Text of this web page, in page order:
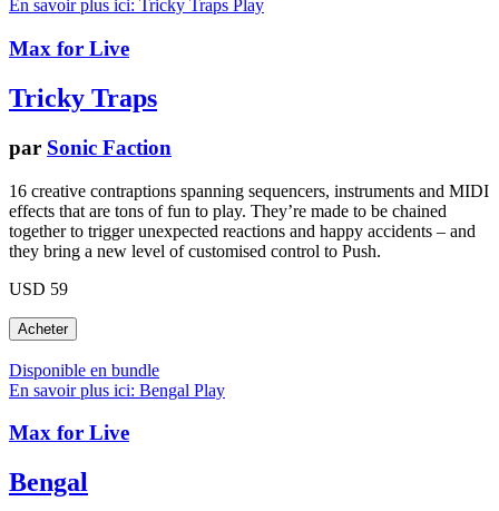
En savoir plus ici: Tricky Traps Play
Max for Live
Tricky Traps
par Sonic Faction
16 creative contraptions spanning sequencers, instruments and MIDI
effects that are tons of fun to play. They’re made to be chained
together to trigger unexpected reactions and happy accidents – and
they bring a new level of customised control to Push.
USD 59
Disponible en bundle
En savoir plus ici: Bengal Play
Max for Live
Bengal